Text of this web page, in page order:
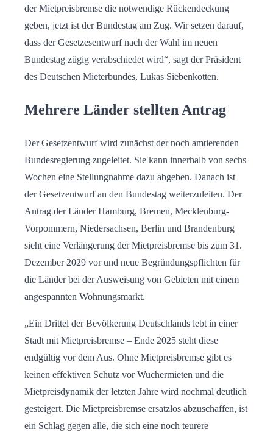
der Mietpreisbremse die notwendige Rückendeckung
geben, jetzt ist der Bundestag am Zug. Wir setzen darauf,
dass der Gesetzesentwurf nach der Wahl im neuen
Bundestag zügig verabschiedet wird“, sagt der Präsident
des Deutschen Mieterbundes, Lukas Siebenkotten.
Mehrere Länder stellten Antrag
Der Gesetzentwurf wird zunächst der noch amtierenden
Bundesregierung zugeleitet. Sie kann innerhalb von sechs
Wochen eine Stellungnahme dazu abgeben. Danach ist
der Gesetzentwurf an den Bundestag weiterzuleiten. Der
Antrag der Länder Hamburg, Bremen, Mecklenburg-
Vorpommern, Niedersachsen, Berlin und Brandenburg
sieht eine Verlängerung der Mietpreisbremse bis zum 31.
Dezember 2029 vor und neue Begründungspflichten für
die Länder bei der Ausweisung von Gebieten mit einem
angespannten Wohnungsmarkt.
„Ein Drittel der Bevölkerung Deutschlands lebt in einer
Stadt mit Mietpreisbremse – Ende 2025 steht diese
endgültig vor dem Aus. Ohne Mietpreisbremse gibt es
keinen effektiven Schutz vor Wuchermieten und die
Mietpreisdynamik der letzten Jahre wird nochmal deutlich
gesteigert. Die Mietpreisbremse ersatzlos abzuschaffen, ist
ein Schlag gegen alle, die sich eine noch teurere